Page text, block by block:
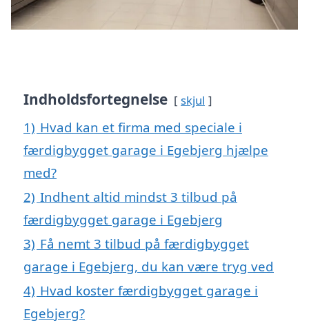
Indholdsfortegnelse skjul
1) Hvad kan et firma med speciale i
færdigbygget garage i Egebjerg hjælpe
med?
2) Indhent altid mindst 3 tilbud på
færdigbygget garage i Egebjerg
3) Få nemt 3 tilbud på færdigbygget
garage i Egebjerg, du kan være tryg ved
4) Hvad koster færdigbygget garage i
Egebjerg?